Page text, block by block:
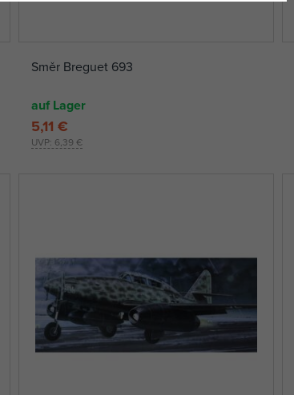
Směr Breguet 693
auf Lager
UVP: 6,39 €
5,11 €